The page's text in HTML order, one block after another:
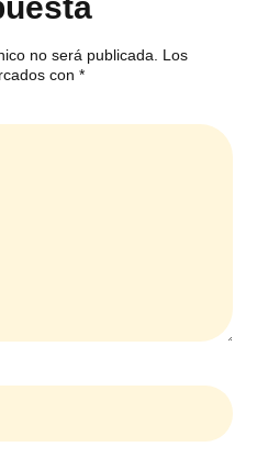
no será publicada. Los
con*